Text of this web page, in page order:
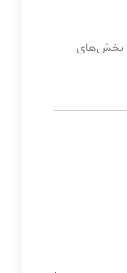
بخش‌های